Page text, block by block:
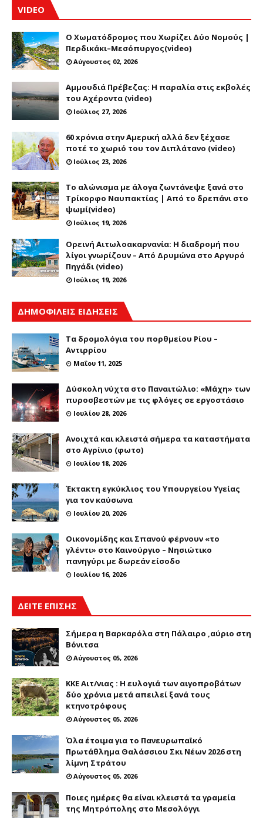
VIDEO
Ο Χωματόδρομος που Χωρίζει Δύο Νομούς |
Περδικάκι–Μεσόπυργος(video)
Αύγουστος 02, 2026
Αμμουδιά Πρέβεζας: Η παραλία στις εκβολές
του Αχέροντα (video)
Ιούλιος 27, 2026
60 xρόνια στην Αμερική αλλά δεν ξέχασε
ποτέ το χωριό του τον Διπλάτανο (video)
Ιούλιος 23, 2026
Το αλώνισμα με άλογα ζωντάνεψε ξανά στο
Τρίκορφο Ναυπακτίας | Από το δρεπάνι στο
ψωμί(video)
Ιούλιος 19, 2026
Ορεινή Αιτωλοακαρνανία: Η διαδρομή που
λίγοι γνωρίζουν – Από Δρυμώνα στο Αργυρό
Πηγάδι (video)
Ιούλιος 19, 2026
ΔΗΜΟΦΙΛΕΙΣ ΕΙΔΗΣΕΙΣ
Τα δρομολόγια του πορθμείου Ρίου –
Αντιρρίου
Μαΐου 11, 2025
Δύσκολη νύχτα στο Παναιτώλιο: «Μάχη» των
πυροσβεστών με τις φλόγες σε εργοστάσιο
Ιουλίου 28, 2026
Ανοιχτά και κλειστά σήμερα τα καταστήματα
στο Αγρίνιο (φωτο)
Ιουλίου 18, 2026
Έκτακτη εγκύκλιος του Υπουργείου Υγείας
για τον καύσωνα
Ιουλίου 20, 2026
Οικονομίδης και Σπανού φέρνουν «το
γλέντι» στο Καινούργιο – Νησιώτικο
πανηγύρι με δωρεάν είσοδο
Ιουλίου 16, 2026
ΔΕΙΤΕ ΕΠΙΣΗΣ
Σήμερα η Βαρκαρόλα στη Πάλαιρο ,αύριο στη
Βόνιτσα
Αύγουστος 05, 2026
ΚΚΕ Αιτ/νιας : Η ευλογιά των αιγοπροβάτων
δύο χρόνια μετά απειλεί ξανά τους
κτηνοτρόφους
Αύγουστος 05, 2026
Όλα έτοιμα για το Πανευρωπαϊκό
Πρωτάθλημα Θαλάσσιου Σκι Νέων 2026 στη
λίμνη Στράτου
Αύγουστος 05, 2026
Ποιες ημέρες θα είναι κλειστά τα γραμεία
της Μητρόπολης στο Μεσολόγγι